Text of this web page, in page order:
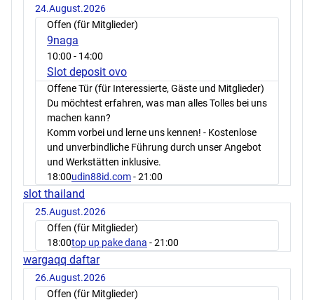
24.August.2026
Offen (für Mitglieder)
9naga
10:00 - 14:00
Slot deposit ovo
Offene Tür (für Interessierte, Gäste und Mitglieder)
Du möchtest erfahren, was man alles Tolles bei uns
machen kann?
Komm vorbei und lerne uns kennen! - Kostenlose
und unverbindliche Führung durch unser Angebot
und Werkstätten inklusive.
18:00udin88id.com- 21:00
slot thailand
25.August.2026
Offen (für Mitglieder)
18:00top up pake dana - 21:00
wargaqq daftar
26.August.2026
Offen (für Mitglieder)